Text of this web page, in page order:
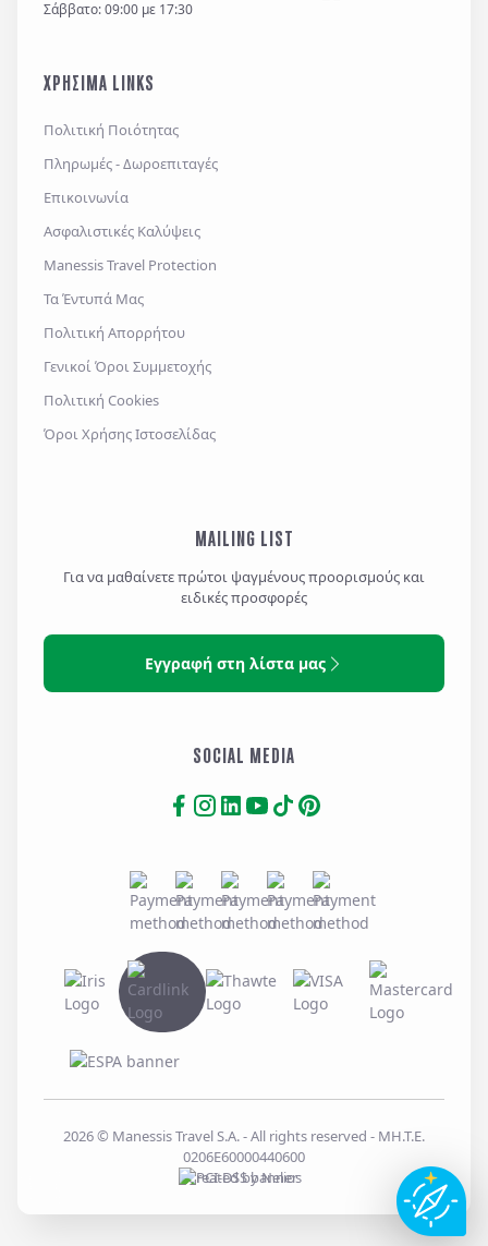
Σάββατο: 09:00 με 17:30
ΧΡΗΣΙΜΑ LINKS
Πολιτική Ποιότητας
Πληρωμές - Δωροεπιταγές
Επικοινωνία
Ασφαλιστικές Καλύψεις
Manessis Travel Protection
Τα Έντυπά Μας
Πολιτική Απορρήτου
Γενικοί Όροι Συμμετοχής
Πολιτική Cookies
Όροι Χρήσης Ιστοσελίδας
MAILING LIST
Για να μαθαίνετε πρώτοι ψαγμένους προορισμούς και
ειδικές προσφορές
Εγγραφή στη λίστα μας
SOCIAL MEDIA
2026© Manessis Travel S.A. - All rights reserved - MH.T.E.
0206E60000440600
Created byNelios